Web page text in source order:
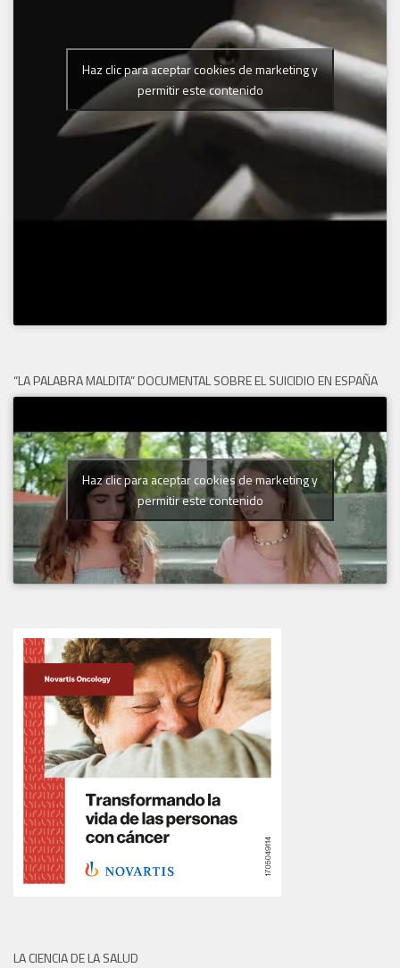
Haz clic para aceptar cookies de marketing y
permitir este contenido
“LA PALABRA MALDITA” DOCUMENTAL SOBRE EL SUICIDIO EN ESPAÑA
Haz clic para aceptar cookies de marketing y
permitir este contenido
LA CIENCIA DE LA SALUD